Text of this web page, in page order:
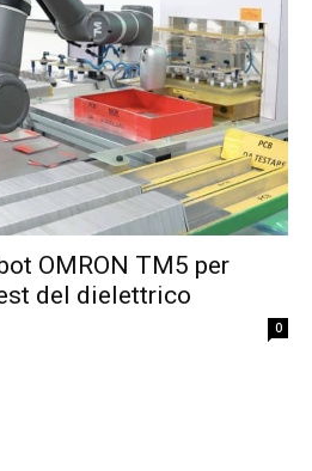
OMRON TM5 per
del dielettrico
0